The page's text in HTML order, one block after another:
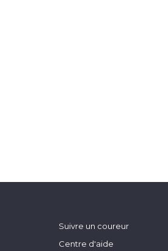
Suivre un coureur
Centre d'aide